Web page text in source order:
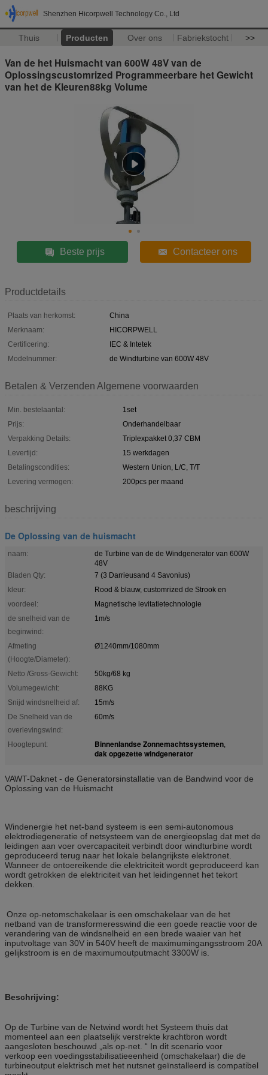
Shenzhen Hicorpwell Technology Co., Ltd
Thuis Producten Over ons Fabriekstocht >>
Van de het Huismacht van 600W 48V van de
Oplossingscustomrized Programmeerbare het Gewicht
van het de Kleuren88kg Volume
Beste prijs Contacteer ons
Productdetails
Plaats van herkomst:
China
Merknaam:
HICORPWELL
Certificering:
IEC & Intetek
Modelnummer:
de Windturbine van 600W 48V
Betalen & Verzenden Algemene voorwaarden
Min. bestelaantal:
1set
Prijs:
Onderhandelbaar
Verpakking Details:
Triplexpakket 0,37 CBM
Levertijd:
15 werkdagen
Betalingscondities:
Western Union, L/C, T/T
Levering vermogen:
200pcs per maand
beschrijving
De Oplossing van de huismacht
naam:
de Turbine van de de Windgenerator van 600W
48V
Bladen Qty:
7 (3 Darrieusand 4 Savonius)
kleur:
Rood & blauw, customrized de Strook en
voordeel:
Magnetische levitatietechnologie
de snelheid van de
beginwind:
1m/s
Afmeting
(Hoogte/Diameter):
Ø1240mm/1080mm
Netto /Gross-Gewicht:
50kg/68 kg
Volumegewicht:
88KG
Snijd windsnelheid af:
15m/s
De Snelheid van de
overlevingswind:
60m/s
Hoogtepunt: Binnenlandse Zonnemachtssystemen,
dak opgezette windgenerator
VAWT-Daknet - de Generatorsinstallatie van de Bandwind voor de
Oplossing van de Huismacht
Windenergie het net-band systeem is een semi-autonomous
elektrodiegeneratie of netsysteem van de energieopslag dat met de
leidingen aan voer overcapaciteit verbindt door windturbine wordt
geproduceerd terug naar het lokale belangrijkste elektronet.
Wanneer de ontoereikende die elektriciteit wordt geproduceerd kan
wordt getrokken de elektriciteit van het leidingennet het tekort
dekken.
Onze op-netomschakelaar is een omschakelaar van de het
netband van de transformeresswind die een goede reactie voor de
verandering van de windsnelheid en een brede waaier van het
inputvoltage van 30V in 540V heeft de maximumingangsstroom 20A
gelijkstroom is en de maximumoutputmacht 3300W is.
Beschrijving:
Op de Turbine van de Netwind wordt het Systeem thuis dat
momenteel aan een plaatselijk verstrekte krachtbron wordt
aangesloten beschouwd „als op-net. “ In dit scenario voor
verkoop een voedingsstabilisatieeenheid (omschakelaar) die de
turbineoutput elektrisch met het nutsnet geïnstalleerd is compatibel